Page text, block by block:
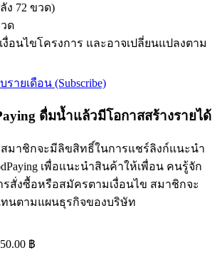
ง 72 ขวด)
ด
งื่อนไขโครงการ และอาจเปลี่ยนแปลงตาม
ายเดือน (Subscribe)
ดื่มน้ำแล้วมีโอกาสสร้างรายได้
สมาชิกจะมีลิขสิทธิ์ในการแชร์ลิงก์แนะนำ
เพื่อแนะนำสินค้าให้เพื่อน คนรู้จัก
สั่งซื้อหรือสมัครตามเงื่อนไข สมาชิกจะ
นตามแผนธุรกิจของบริษัท
฿